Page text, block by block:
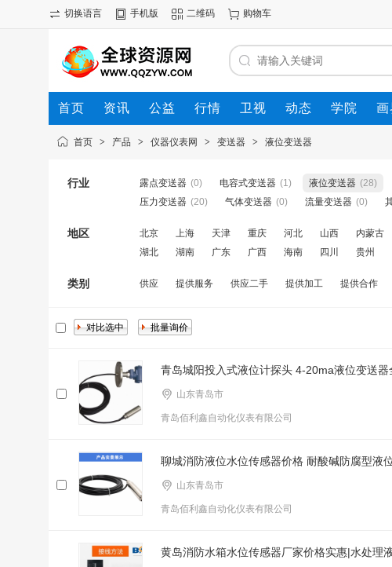
切换语言 手机版 二维码 购物车
首页 资讯 公益 行情 卫视 动态 学院 画
首页 > 产品 > 仪器仪表网 > 变送器 > 液位变送器
行业 露点变送器 (0) 电容式变送器 (1) 液位变送器 (28)
压力变送器 (20) 气体变送器 (0) 流量变送器 (0)
地区 北京 上海 天津 重庆 河北 山西 内蒙古
湖北
湖南 广东 广西 海南 四川 贵州
类别 供应 提供服务 供应二手 提供加工 提供合作
青岛城阳投入式液位计探头 4-20ma液位变送器
山东青岛市
青岛佰利鑫自动化仪表有限公司
聊城消防液位水位传感器价格 耐酸碱防腐型液
山东青岛市
青岛佰利鑫自动化仪表有限公司
黄岛消防水箱水位传感器厂家价格实惠|水处理